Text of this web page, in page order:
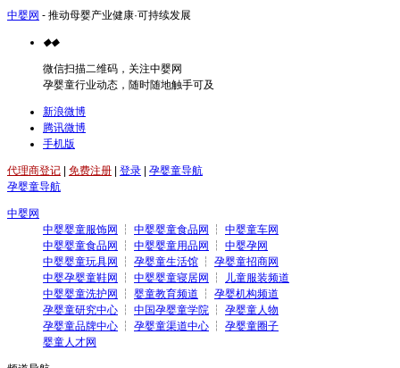
中婴网 - 推动母婴产业健康·可持续发展
◆◆
微信扫描二维码，关注中婴网
孕婴童行业动态，随时随地触手可及
新浪微博
腾讯微博
手机版
代理商登记 免费注册 登录
孕婴童导航
孕婴童导航
中婴网
中婴婴童服饰网
┆ 中婴婴童食品网 ┆ 中婴童车网
中婴婴童食品网
┆ 中婴婴童用品网 ┆ 中婴孕网
中婴婴童玩具网
┆ 孕婴童生活馆 ┆ 孕婴童招商网
中婴孕婴童鞋网
┆ 中婴婴童寝居网 ┆
儿童服装频道
中婴婴童洗护网
┆ 婴童教育频道 ┆ 孕婴机构频道
孕婴童研究中心 ┆ 中国孕婴童学院 ┆ 孕婴童人物
孕婴童品牌中心 ┆ 孕婴童渠道中心 ┆ 孕婴童圈子
婴童人才网